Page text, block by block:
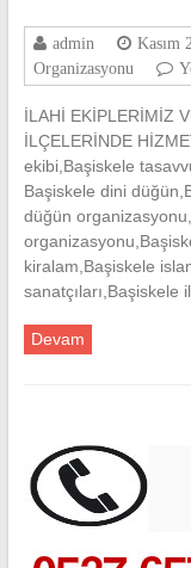
admin Kasım
Organizasyonu
İLAHİ EKİPLERİMİZ
İLÇELERİNDE
ekibi,Başiskele
Başiskele dini
düğün
kiralam,Başiskele
sanatçıları,Başiskele
Devam